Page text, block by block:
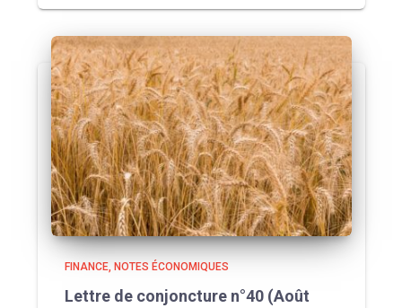
FINANCE NOTES ÉCONOMIQUES
Lettre de conjoncture n°40 (Août